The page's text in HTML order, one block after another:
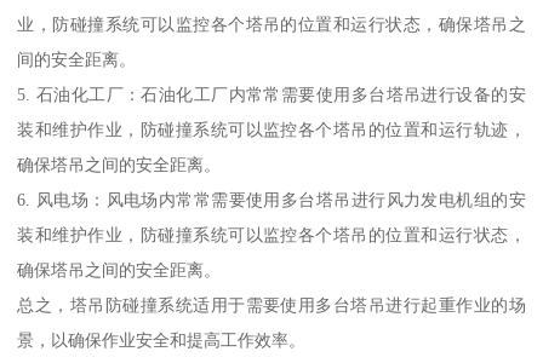
业，防碰撞系统可以监控各个塔吊的位置和运行状态，确保塔吊之
间的安全距离。
5. 石油化工厂：石油化工厂内常常需要使用多台塔吊进行设备的安
装和维护作业，防碰撞系统可以监控各个塔吊的位置和运行轨迹，
确保塔吊之间的安全距离。
6. 风电场：风电场内常常需要使用多台塔吊进行风力发电机组的安
装和维护作业，防碰撞系统可以监控各个塔吊的位置和运行状态，
确保塔吊之间的安全距离。
总之，塔吊防碰撞系统适用于需要使用多台塔吊进行起重作业的场
景，以确保作业安全和提高工作效率。